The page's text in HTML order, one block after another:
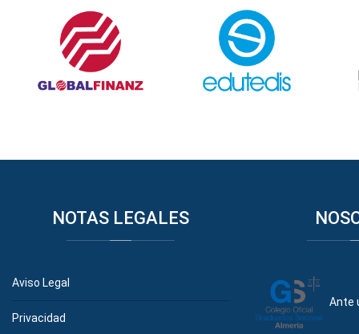
NOTASLEGALES
Aviso Legal
Privacidad
Ante